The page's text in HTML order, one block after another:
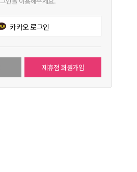
카카오 로그인
제휴점 회원가입